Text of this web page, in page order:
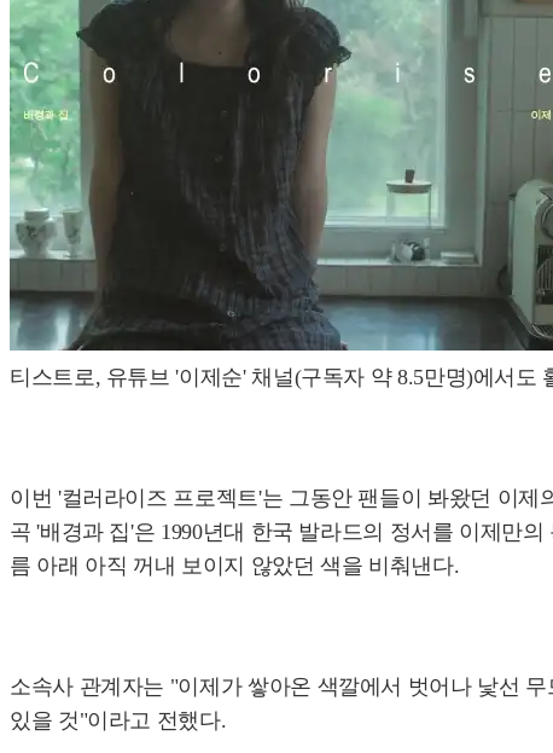
티스트로, 유튜브 '이제순' 채널(구독자 약 8.5만명)에서도
이번 '컬러라이즈 프로젝트'는 그동안 팬들이 봐왔던 이
곡 '배경과 집'은 1990년대 한국 발라드의 정서를 이제만
름 아래 아직 꺼내 보이지 않았던 색을 비춰낸다.
소속사 관계자는 "이제가 쌓아온 색깔에서 벗어나 낯선
있을 것"이라고 전했다.